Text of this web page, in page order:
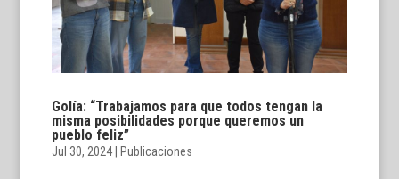
Golía: “Trabajamos para que todos tengan la
misma posibilidades porque queremos un
pueblo feliz”
Jul 30, 2024| Publicaciones